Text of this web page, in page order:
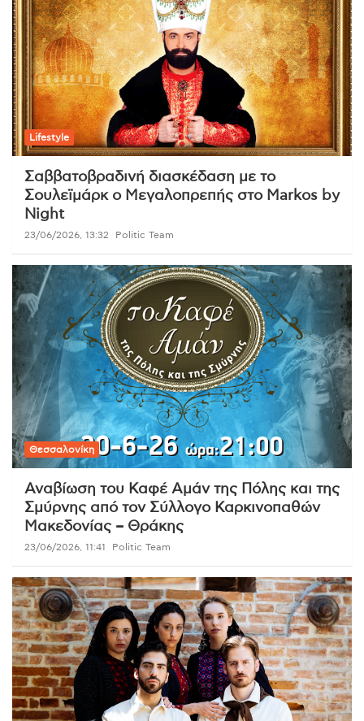
Lifestyle
Σαββατοβραδινή διασκέδαση με το
Σουλεϊμάρκ ο Μεγαλοπρεπής στο Markos by
Night
23/06/2026, 13:32 Politic Team
Θεσσαλονίκη
Αναβίωση του Καφέ Αμάν της Πόλης και της
Σμύρνης από τον Σύλλογο Καρκινοπαθών
Μακεδονίας – Θράκης
23/06/2026, 11:41 Politic Team